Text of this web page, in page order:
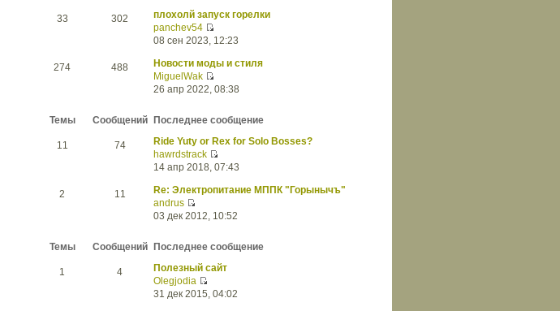
33 302
плохолй запуск горелки
panchev54
08 сен 2023, 12:23
274 488
Новости моды и стиля
MiguelWak
26 апр 2022, 08:38
Темы Сообщений
Последнее сообщение
11 74
Ride Yuty or Rex for Solo Bosses?
hawrdstrack
14 апр 2018, 07:43
2 11
Re: Электропитание МППК "Горынычъ"
andrus
03 дек 2012, 10:52
Темы Сообщений
Последнее сообщение
1 4
Полезный сайт
Olegjodia
31 дек 2015, 04:02